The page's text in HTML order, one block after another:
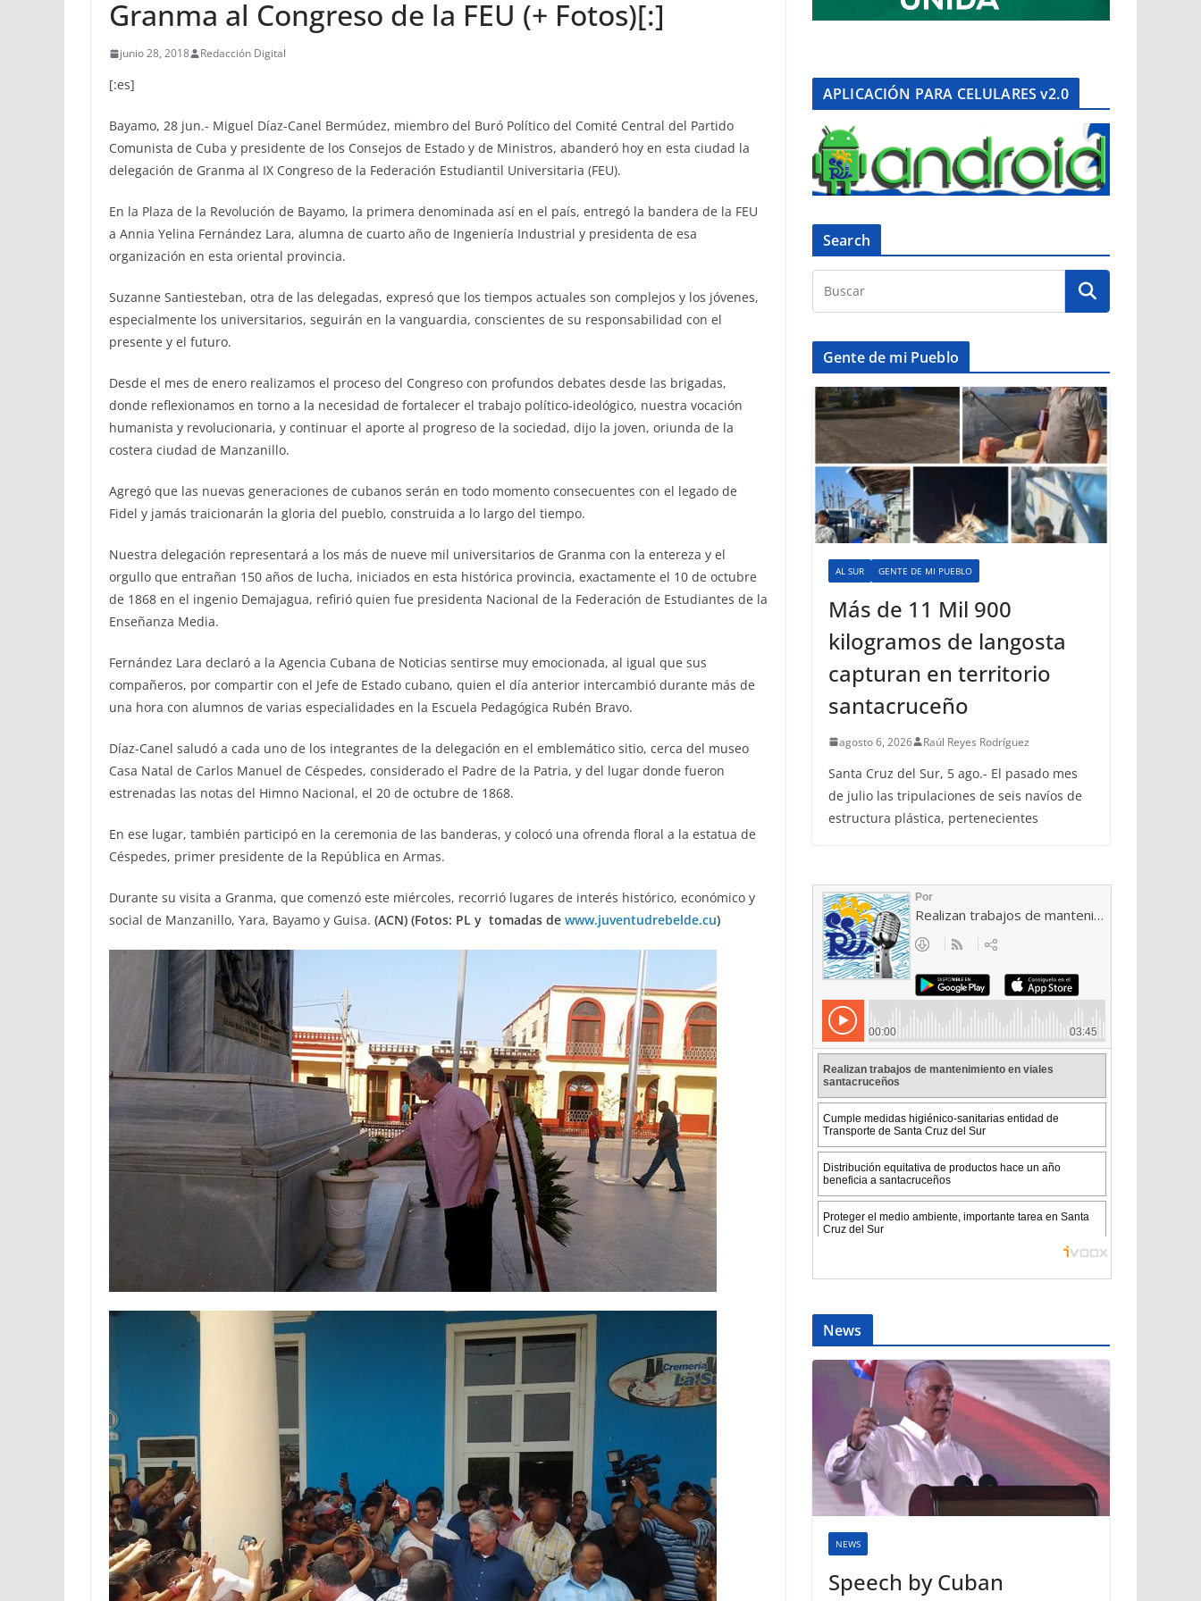
Granma al Congreso de la FEU (+ Fotos)[:]
junio 28, 2018 Redacción Digital
[:es]
Bayamo, 28 jun.- Miguel Díaz-Canel Bermúdez, miembro del Buró Político del Comité Central del Partido
Comunista de Cuba y presidente de los Consejos de Estado y de Ministros, abanderó hoy en esta ciudad la
delegación de Granma al IX Congreso de la Federación Estudiantil Universitaria (FEU).
En la Plaza de la Revolución de Bayamo, la primera denominada así en el país, entregó la bandera de la FEU
a Annia Yelina Fernández Lara, alumna de cuarto año de Ingeniería Industrial y presidenta de esa
organización en esta oriental provincia.
Suzanne Santiesteban, otra de las delegadas, expresó que los tiempos actuales son complejos y los jóvenes,
especialmente los universitarios, seguirán en la vanguardia, conscientes de su responsabilidad con el
presente y el futuro.
Desde el mes de enero realizamos el proceso del Congreso con profundos debates desde las brigadas,
donde reflexionamos en torno a la necesidad de fortalecer el trabajo político-ideológico, nuestra vocación
humanista y revolucionaria, y continuar el aporte al progreso de la sociedad, dijo la joven, oriunda de la
costera ciudad de Manzanillo.
Agregó que las nuevas generaciones de cubanos serán en todo momento consecuentes con el legado de
Fidel y jamás traicionarán la gloria del pueblo, construida a lo largo del tiempo.
Nuestra delegación representará a los más de nueve mil universitarios de Granma con la entereza y el
orgullo que entrañan 150 años de lucha, iniciados en esta histórica provincia, exactamente el 10 de octubre
de 1868 en el ingenio Demajagua, refirió quien fue presidenta Nacional de la Federación de Estudiantes de la
Enseñanza Media.
Fernández Lara declaró a la Agencia Cubana de Noticias sentirse muy emocionada, al igual que sus
compañeros, por compartir con el Jefe de Estado cubano, quien el día anterior intercambió durante más de
una hora con alumnos de varias especialidades en la Escuela Pedagógica Rubén Bravo.
Díaz-Canel saludó a cada uno de los integrantes de la delegación en el emblemático sitio, cerca del museo
Casa Natal de Carlos Manuel de Céspedes, considerado el Padre de la Patria, y del lugar donde fueron
estrenadas las notas del Himno Nacional, el 20 de octubre de 1868.
En ese lugar, también participó en la ceremonia de las banderas, y colocó una ofrenda floral a la estatua de
Céspedes, primer presidente de la República en Armas.
Durante su visita a Granma, que comenzó este miércoles, recorrió lugares de interés histórico, económico y
social de Manzanillo, Yara, Bayamo y Guisa. (ACN) (Fotos: PL y tomadas de www.juventudrebelde.cu)
APLICACIÓN PARA CELULARES v2.0
Search
Gente de mi Pueblo
AL SUR GENTE DE MI PUEBLO
Más de 11 Mil 900
kilogramos de langosta
capturan en territorio
santacruceño
agosto 6, 2026 Raúl Reyes Rodríguez
Santa Cruz del Sur, 5 ago.- El pasado mes
de julio las tripulaciones de seis navíos de
estructura plástica, pertenecientes
News
NEWS
Speech by Cuban